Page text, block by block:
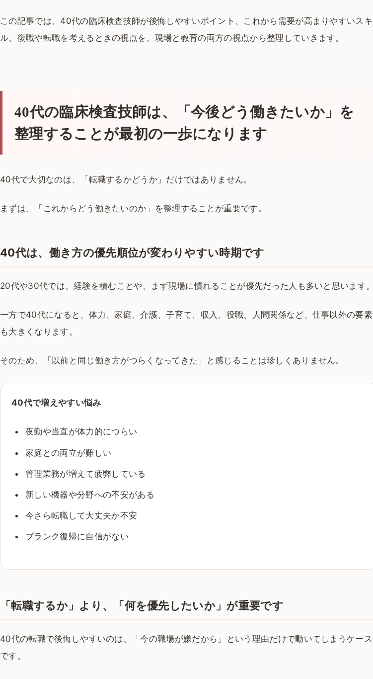
この記事では、40代の臨床検査技師が後悔しやすいポイント、これから需要が高まりやすいスキ
ル、復職や転職を考えるときの視点を、現場と教育の両方の視点から整理していきます。
40代の臨床検査技師は、「今後どう働きたいか」を
整理することが最初の一歩になります
40代で大切なのは、「転職するかどうか」だけではありません。
まずは、「これからどう働きたいのか」を整理することが重要です。
40代は、働き方の優先順位が変わりやすい時期です
20代や30代では、経験を積むことや、まず現場に慣れることが優先だった人も多いと思います。
一方で40代になると、体力、家庭、介護、子育て、収入、役職、人間関係など、仕事以外の要素
も大きくなります。
そのため、「以前と同じ働き方がつらくなってきた」と感じることは珍しくありません。
40代で増えやすい悩み
夜勤や当直が体力的につらい
家庭との両立が難しい
管理業務が増えて疲弊している
新しい機器や分野への不安がある
今さら転職して大丈夫か不安
ブランク復帰に自信がない
「転職するか」より、「何を優先したいか」が重要です
40代の転職で後悔しやすいのは、「今の職場が嫌だから」という理由だけで動いてしまうケース
です。